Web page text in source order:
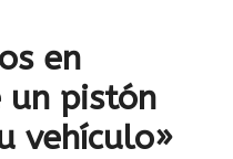
en
un pistón
vehículo»